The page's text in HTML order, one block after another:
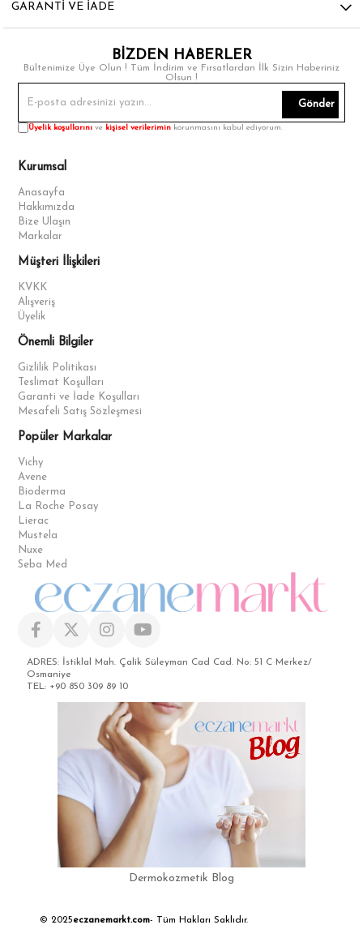
GARANTI VE İADE
BİZDEN HABERLER
Bültenimize Üye Olun ! Tüm İndirim ve Fırsatlardan İlk Sizin Haberiniz
Olsun !
Gönder
Üyelik koşullarını ve kişisel verilerimin korunmasını kabul ediyorum.
Kurumsal
Anasayfa
Hakkımızda
Bize Ulaşın
Markalar
Müşteri İlişkileri
KVKK
Alışveriş
Üyelik
Önemli Bilgiler
Gizlilik Politikası
Teslimat Koşulları
Garanti ve İade Koşulları
Mesafeli Satış Sözleşmesi
Popüler Markalar
Vichy
Avene
Bioderma
La Roche Posay
Lierac
Mustela
Nuxe
Seba Med
ADRES: İstiklal Mah. Çalik Süleyman Cad Cad. No: 51 C Merkez/
Osmaniye
TEL: +90 850 309 89 10
Dermokozmetik Blog
© 2025eczanemarkt.com- Tüm Hakları Saklıdır.